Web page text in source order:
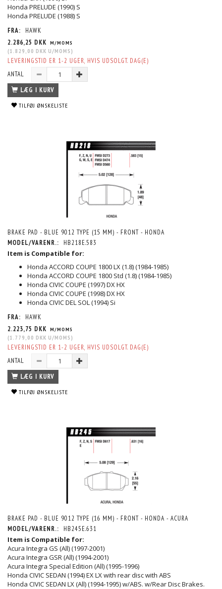
Honda PRELUDE (1990) S
Honda PRELUDE (1988) S
FRA:
HAWK
2.286,25 DKK M/MOMS
(1.829,00 DKK U/MOMS )
LEVERINGSTID ER 1-2 UGER, HVIS UDSOLGT. DAG(E)
ANTAL
LÆG I KURV
TILFØJ ØNSKELISTE
BRAKE PAD - BLUE 9012 TYPE (15 MM) - FRONT - HONDA
MODEL/VARENR.:
HB218E.583
Item is Compatible for:
Honda ACCORD COUPE 1800 LX (1.8) (1984-1985)
Honda ACCORD COUPE 1800 Std (1.8) (1984-1985)
Honda CIVIC COUPE (1997) DX HX
Honda CIVIC COUPE (1998) DX HX
Honda CIVIC DEL SOL (1994) Si
FRA:
HAWK
2.223,75 DKK M/MOMS
(1.779,00 DKK U/MOMS )
LEVERINGSTID ER 1-2 UGER, HVIS UDSOLGT. DAG(E)
ANTAL
LÆG I KURV
TILFØJ ØNSKELISTE
BRAKE PAD - BLUE 9012 TYPE (16 MM) - FRONT - HONDA - ACURA
MODEL/VARENR.:
HB245E.631
Item is Compatible for:
Acura Integra GS (All) (1997-2001)
Acura Integra GSR (All) (1994-2001)
Acura Integra Special Edition (All) (1995-1996)
Honda CIVIC SEDAN (1994) EX LX with rear disc with ABS
Honda CIVIC SEDAN LX (All) (1994-1995) w/ABS. w/Rear Disc Brakes.